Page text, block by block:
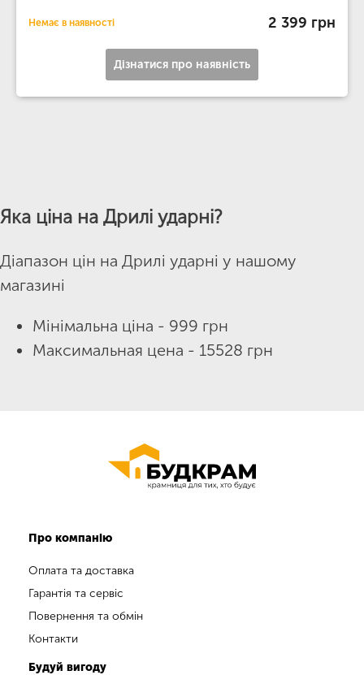
Немає в наявності 2 399 грн
Дізнатися про наявність
Яка ціна на Дрилі ударні?
Діапазон цін на Дрилі ударні у нашому
магазині
Мінімальна ціна - 999 грн
Максимальная цена - 15528 грн
Про компанію
Оплата та доставка
Гарантія та сервіс
Повернення та обмін
Контакти
Будуй вигоду